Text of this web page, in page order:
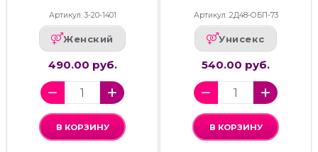
Артикул: 3-20-1401
Женский
490.00 руб.
В КОРЗИНУ
Артикул: 2Д48-ОБП-73
Унисекс
540.00 руб.
В КОРЗИНУ